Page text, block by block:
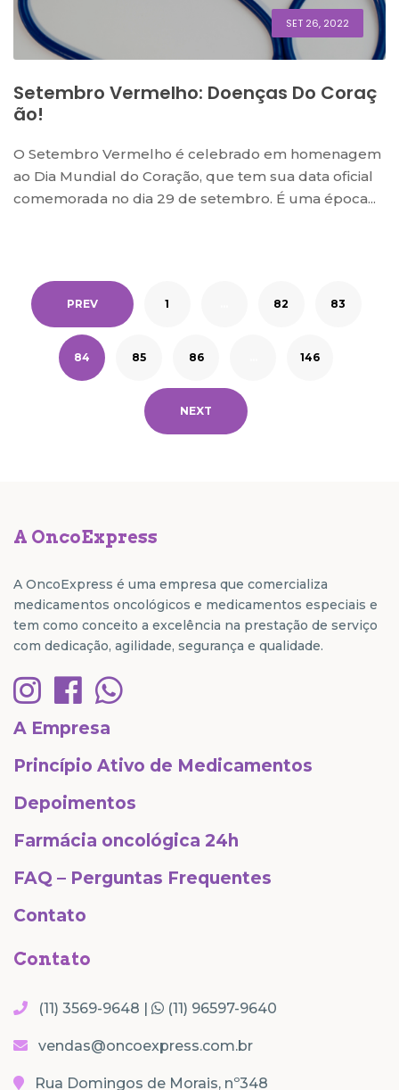
SET 26, 2022
Setembro Vermelho: Doenças Do Coraç
Ão!
O Setembro Vermelho é celebrado em homenagem
ao Dia Mundial do Coração, que tem sua data oficial
comemorada no dia 29 de setembro. É uma época...
PREV 1 82 83
84 85 86 146
NEXT
A OncoExpress
A OncoExpress é uma empresa que comercializa
medicamentos oncológicos e medicamentos especiais e
tem como conceito a excelência na prestação de serviço
com dedicação, agilidade, segurança e qualidade.
A Empresa
Princípio Ativo de Medicamentos
Depoimentos
Farmácia oncológica 24h
FAQ – Perguntas Frequentes
Contato
Contato
(11) 3569-9648 | (11) 96597-9640
vendas@oncoexpress.com.br
Rua Domingos de Morais, nº348